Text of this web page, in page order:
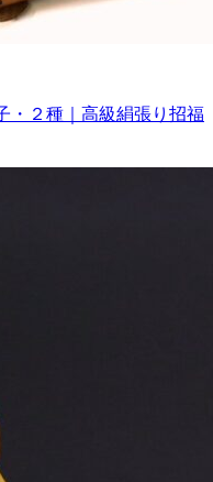
・２種｜高級絹張り招福